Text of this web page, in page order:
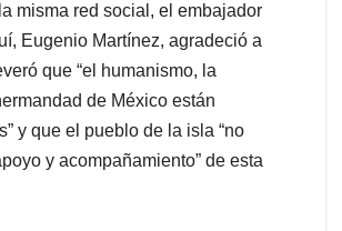
misma red social, el embajador
Eugenio Martínez, agradeció a
que “el humanismo, la
de México están
y que el pueblo de la isla “no
y acompañamiento” de esta